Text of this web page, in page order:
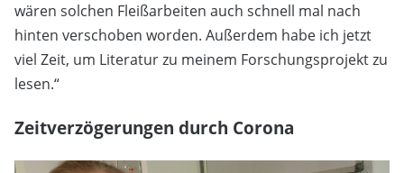
wären solchen Fleißarbeiten auch schnell mal nach
hinten verschoben worden. Außerdem habe ich jetzt
viel Zeit, um Literatur zu meinem Forschungsprojekt zu
lesen.“
Zeitverzögerungen durch Corona